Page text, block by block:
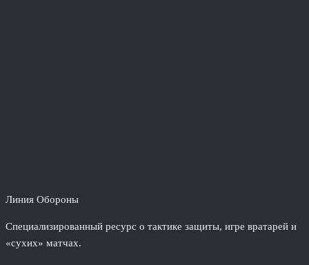
Линия Обороны
Специализированный ресурс о тактике защиты, игре вратарей и
«сухих» матчах.